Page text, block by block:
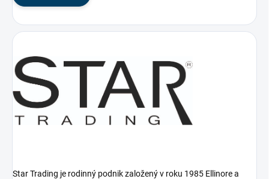
Star Trading je rodinný podnik založený v roku 1985 Ellinore a